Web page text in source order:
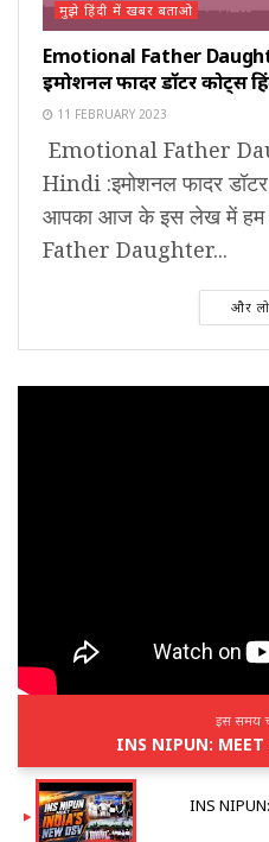
मुझे हिंदी में खबर बताओ
Emotional Father
इमोशनल फादर डॉटर कोट्स
11 FEBRUARY 2023
Emotional Father
Hindi :इमोशनल फादर डॉटर
आपका आज के इस लेख में
Father Daughter...
और
इस समय
INS NIPUN: MEET
INS